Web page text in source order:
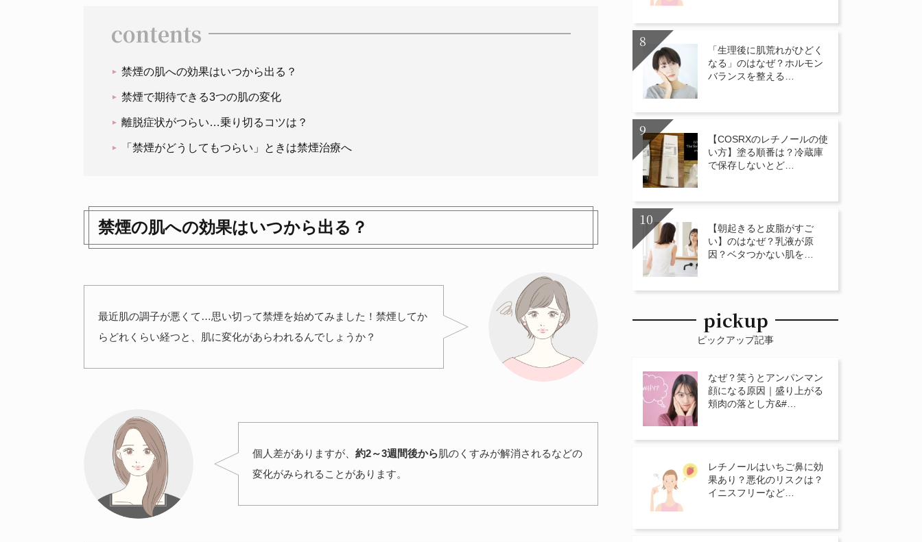
contents
禁煙の肌への効果はいつから出る？
禁煙で期待できる3つの肌の変化
離脱症状がつらい…乗り切るコツは？
「禁煙がどうしてもつらい」ときは禁煙治療へ
禁煙の肌への効果はいつから出る？
最近肌の調子が悪くて…思い切って禁煙を始めてみました！禁煙してか
らどれくらい経つと、肌に変化があらわれるんでしょうか？
個人差がありますが、 約2～3週間後から肌のくすみが解消されるなどの
変化がみられることがあります。
「生理後に肌荒れがひどく
なる」のはなぜ？ホルモン
バランスを整える…
【COSRXのレチノールの使
い方】塗る順番は？冷蔵庫
で保存しないとど…
【朝起きると皮脂がすご
い】のはなぜ？乳液が原
因？ベタつかない肌を…
pickup
ピックアップ記事
なぜ？笑うとアンパンマン
顔になる原因｜盛り上がる
頬肉の落とし方&#…
レチノールはいちご鼻に効
果あり？悪化のリスクは？
イニスフリーなど…